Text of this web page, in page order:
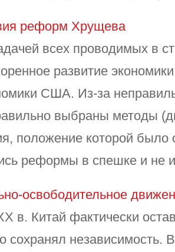
реформ Хрущева
всех проводимых в
развитие
США. Из-за
выбраны методы
положение которой было
реформы в спешке и не
освободительное
в. Китай фактически
сохранял независимость.